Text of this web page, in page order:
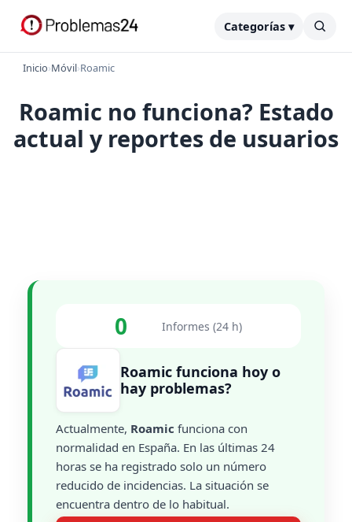
Categorías ▾
Inicio›Móvil›Roamic
Roamic no funciona? Estado
actual y reportes de usuarios
0 Informes (24 h)
Roamic funciona hoy o
hay problemas?
Actualmente, Roamic funciona con
normalidad en España. En las últimas 24
horas se ha registrado solo un número
reducido de incidencias. La situación se
encuentra dentro de lo habitual.